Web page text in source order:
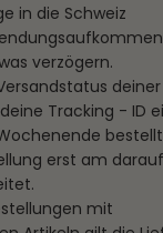
in die Schweiz
verzögern.
Tracking - ID
erst am
mit